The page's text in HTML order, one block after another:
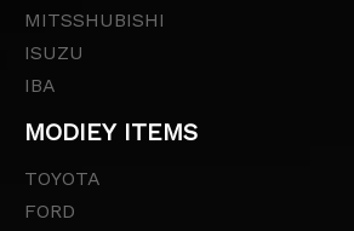
MITSSHUBISHI
ISUZU
IBA
MODIEY ITEMS
TOYOTA
FORD